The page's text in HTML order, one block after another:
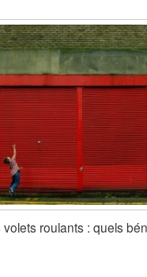
roulants : quels